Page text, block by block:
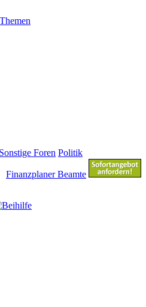
Sonstige Foren Politik
Finanzplaner Beamte